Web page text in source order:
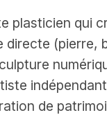
plasticien qui
directe (pierre,
de